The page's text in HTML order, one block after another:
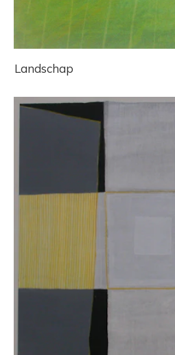
Landschap